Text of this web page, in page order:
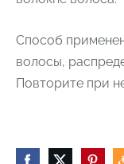
Способ
волосы,
Повторите при